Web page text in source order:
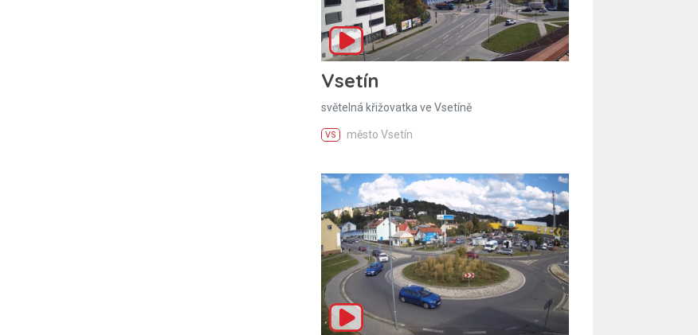
Vsetín
světelná křižovatka ve Vsetíně
VS město Vsetín